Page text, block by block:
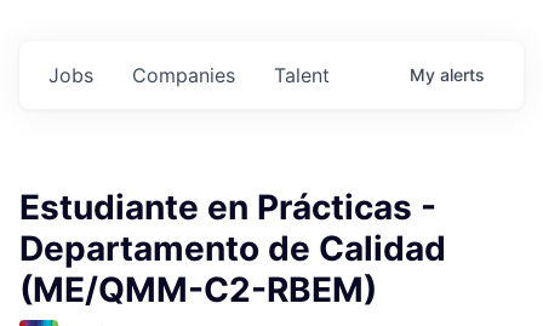
Jobs Companies Talent My alerts
Estudiante en Prácticas -
Departamento de Calidad
(ME/QMM-C2-RBEM)